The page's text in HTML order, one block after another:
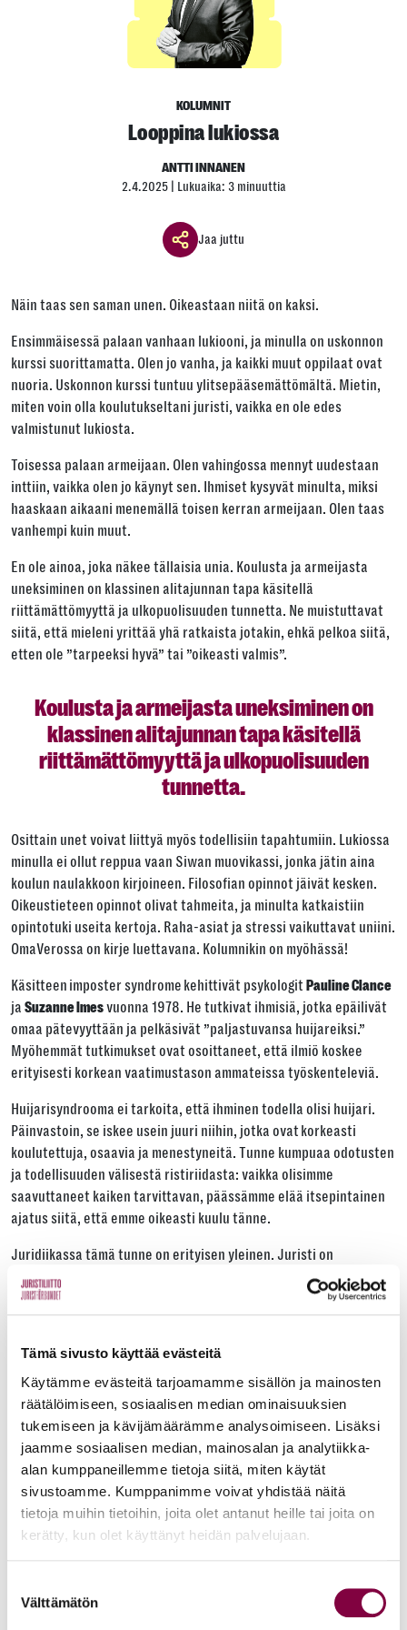
Tämä sivusto käyttää evästeitä
Käytämme evästeitä tarjoamamme sisällön ja mainosten
räätälöimiseen, sosiaalisen median ominaisuuksien
tukemiseen ja kävijämäärämme analysoimiseen. Lisäksi
jaamme sosiaalisen median, mainosalan ja analytiikka-
alan kumppaneillemme tietoja siitä, miten käytät
sivustoamme. Kumppanimme voivat yhdistää näitä
tietoja muihin tietoihin, joita olet antanut heille tai joita on
kerätty, kun olet käyttänyt heidän palvelujaan.
valinta
Välttämätön
KOLUMNIT
Looppina lukiossa
ANTTI INNANEN
2.4.2025 | Lukuaika: 3 minuuttia
Jaa juttu
Tai kopioi linkki
Kopioi
Näin taas sen saman unen. Oikeastaan niitä on kaksi.
Ensimmäisessä palaan vanhaan lukiooni, ja minulla on uskonnon
kurssi suorittamatta. Olen jo vanha, ja kaikki muut oppilaat ovat
nuoria. Uskonnon kurssi tuntuu ylitsepääsemättömältä. Mietin,
miten voin olla koulutukseltani juristi, vaikka en ole edes
valmistunut lukiosta.
Toisessa palaan armeijaan. Olen vahingossa mennyt uudestaan
inttiin, vaikka olen jo käynyt sen. Ihmiset kysyvät minulta, miksi
haaskaan aikaani menemällä toisen kerran armeijaan. Olen taas
vanhempi kuin muut.
En ole ainoa, joka näkee tällaisia unia. Koulusta ja armeijasta
uneksiminen on klassinen alitajunnan tapa käsitellä
riittämättömyyttä ja ulkopuolisuuden tunnetta. Ne muistuttavat
siitä, että mieleni yrittää yhä ratkaista jotakin, ehkä pelkoa siitä,
etten ole ”tarpeeksi hyvä” tai ”oikeasti valmis”.
Koulusta ja armeijasta uneksiminen on
klassinen alitajunnan tapa käsitellä
riittämättömyyttä ja ulkopuolisuuden
tunnetta.
Osittain unet voivat liittyä myös todellisiin tapahtumiin. Lukiossa
minulla ei ollut reppua vaan Siwan muovikassi, jonka jätin aina
koulun naulakkoon kirjoineen. Filosofian opinnot jäivät kesken.
Oikeustieteen opinnot olivat tahmeita, ja minulta katkaistiin
opintotuki useita kertoja. Raha-asiat ja stressi vaikuttavat uniini.
OmaVerossa on kirje luettavana. Kolumnikin on myöhässä!
Käsitteen imposter syndrome kehittivät psykologit Pauline Clance
ja Suzanne Imesvuonna 1978. He tutkivat ihmisiä, jotka epäilivät
omaa pätevyyttään ja pelkäsivät ”paljastuvansa huijareiksi.”
Myöhemmät tutkimukset ovat osoittaneet, että ilmiö koskee
erityisesti korkean vaatimustason ammateissa työskenteleviä.
Huijarisyndrooma ei tarkoita, että ihminen todella olisi huijari.
Päinvastoin, se iskee usein juuri niihin, jotka ovat korkeasti
koulutettuja, osaavia ja menestyneitä. Tunne kumpuaa odotusten
ja todellisuuden välisestä ristiriidasta: vaikka olisimme
saavuttaneet kaiken tarvittavan, päässämme elää itsepintainen
ajatus siitä, että emme oikeasti kuulu tänne.
Juridiikassa tämä tunne on erityisen yleinen. Juristi on
koulutettu etsimään virheitä, niin vastapuolesta kuin omasta
toiminnastaan. Kun viettää vuosia analysoiden epävarmuutta,
alkaa väistämättä epäillä myös itseään.
Näin äskettäin meemin: ”Jokainen ihminen käy taistelua, josta et
tiedä mitään. Hyökkää hänen kimppuunsa! Nyt hänellä on kaksi
taistelua käytävänään.”
Vaikka meemi onkin hauska, se osuu ehkä vähän liian lähelle.
Koska jokainen taistelee omien epävarmuuksiensa kanssa,
empatia ja kannustus ovat erityisen tärkeitä juuri juristin työssä.
Kukaan ei ole koskaan täysin valmis, eikä täydellisyys voi olla
vaatimus sille, että voi tehdä työnsä hyvin.
epävarmuuksiensa kanssa, empatia ja